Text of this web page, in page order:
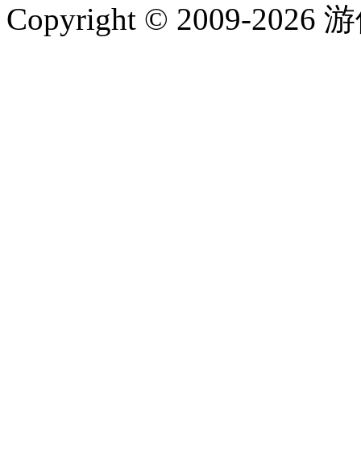
Copyright © 2009-2026